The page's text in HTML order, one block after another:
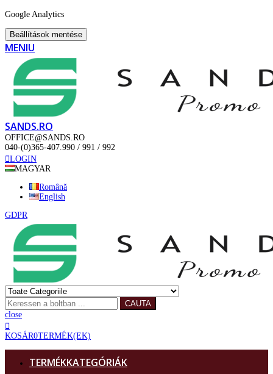
Google Analytics
Beállítások mentése
MENIU
SANDS.RO
OFFICE@SANDS.RO
040-(0)365-407.990 / 991 / 992
LOGIN
MAGYAR
Română
English
GDPR
CAUTA
close
KOSÁR0TERMÉK(EK)
TERMÉKKATEGÓRIÁK